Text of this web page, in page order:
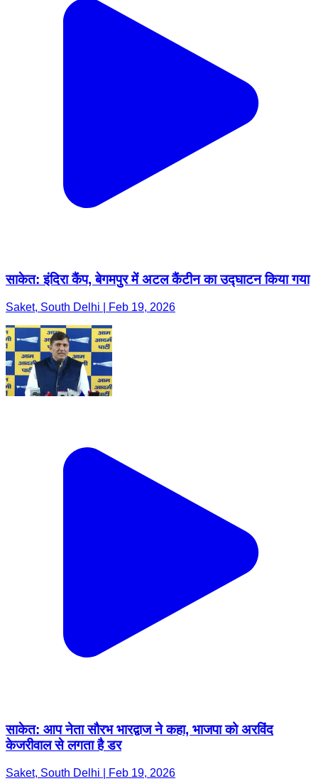
साकेत: इंदिरा कैंप, बेगमपुर में अटल कैंटीन का उद्घाटन किया गया
Saket, South Delhi | Feb 19, 2026
साकेत: आप नेता सौरभ भारद्वाज ने कहा, भाजपा को अरविंद
केजरीवाल से लगता है डर
Saket, South Delhi | Feb 19, 2026